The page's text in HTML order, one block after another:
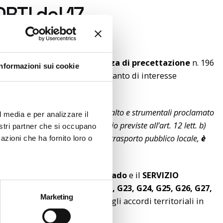
sui cookie
e per analizzare il
partner che si occupano
che ha fornito loro o
Marketing
del 17
ha emesso l’ordinanza di precettazione n. 196
accordi in vigore, per quanto di interesse
e privati anche in appalto e strumentali proclamato
di garanzia di pieno servizio previste all’art. 12 lett. b)
di sciopero nel servizio del trasporto pubblico locale, è
di Gorizia, Monfalcone e Gradoe il SERVIZIO
G07, G08, G09, G21, G22, G23, G24, G25, G26, G27,
di garanzia previste dagli accordi territoriali in